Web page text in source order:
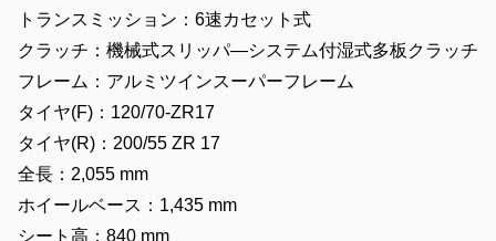
トランスミッション：6速カセット式
クラッチ：機械式スリッパ―システム付湿式多板クラッチ
フレーム：アルミツインスーパーフレーム
タイヤ(F)：120/70-ZR17
タイヤ(R)：200/55 ZR 17
全長：2,055 mm
ホイールベース：1,435 mm
シート高：840 mm